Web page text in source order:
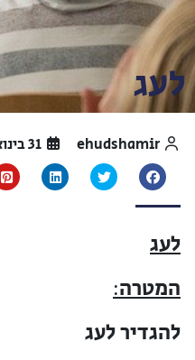
לעג
לעג
המטרה:
להגדיר לעג